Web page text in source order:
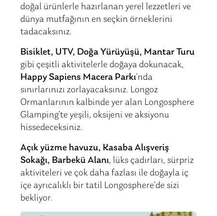
doğal ürünlerle hazırlanan yerel lezzetleri ve
dünya mutfağının en seçkin örneklerini
tadacaksınız.
Bisiklet, UTV, Doğa Yürüyüşü, Mantar Turu
gibi çeşitli aktivitelerle doğaya dokunacak,
Happy Sapiens Macera Parkı’nda
sınırlarınızı zorlayacaksınız. Longoz
Ormanlarının kalbinde yer alan Longosphere
Glamping’te yeşili, oksijeni ve aksiyonu
hissedeceksiniz.
Açık yüzme havuzu, Kasaba Alışveriş
Sokağı, Barbekü Alanı, lüks çadırları, sürpriz
aktiviteleri ve çok daha fazlası ile doğayla iç
içe ayrıcalıklı bir tatil Longosphere’de sizi
bekliyor.